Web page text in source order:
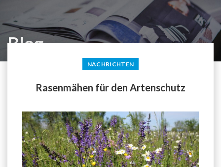
Blog
NACHRICHTEN
Rasenmähen für den Artenschutz